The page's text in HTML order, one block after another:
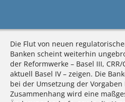
Die Flut von neuen
Banken scheint weiterhin
der Reformwerke – Basel III, CRR/
aktuell Basel IV – zeigen. Die
bei der Umsetzung der
Zusammenhang wird eine